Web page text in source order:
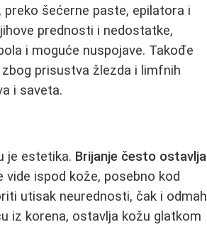
šećerne paste, epilatora i
prednosti i nedostatke,
i moguće nuspojave. Takođe
zbog prisustva žlezda i limfnih
i saveta.
je estetika. Brijanje često ostavlja
ispod kože, posebno kod
utisak neurednosti, čak i odmah
iz korena, ostavlja kožu glatkom